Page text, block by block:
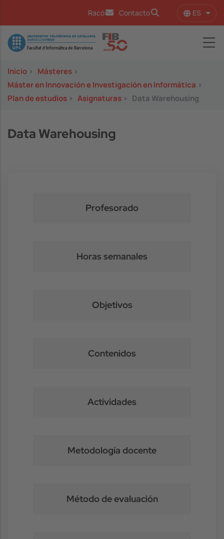
Racó Contacto ES
Image
Inicio > Másteres >
Máster en Innovación e Investigación en Informática >
Plan de estudios > Asignaturas > Data Warehousing
Data Warehousing
Profesorado
Horas semanales
Objetivos
Contenidos
Actividades
Metodología docente
Método de evaluación